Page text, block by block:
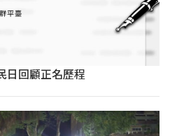
日回顧正名歷程